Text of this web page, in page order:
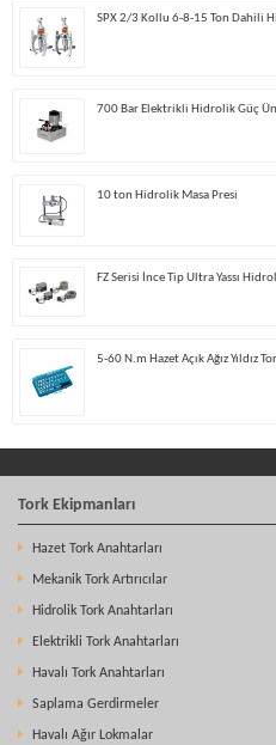
SPX 2/3 Kollu 6-8-15 Ton Dahili
700 Bar Elektrikli Hidrolik Güç
10 ton Hidrolik Masa Presi
FZ Serisi İnce Tip Ultra Yassı
5-60 N.m Hazet Açık Ağız Yıldız
Tork Ekipmanları
Hazet Tork Anahtarları
Mekanik Tork Artırıcılar
Hidrolik Tork Anahtarları
Elektrikli Tork Anahtarları
Havalı Tork Anahtarları
Saplama Gerdirmeler
Havalı Ağır Lokmalar